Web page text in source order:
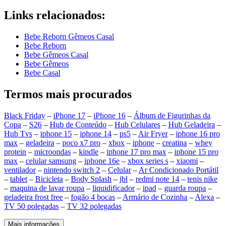
Links relacionados:
Bebe Reborn Gêmeos Casal
Bebe Reborn
Bebe Gêmeos Casal
Bebe Gêmeos
Bebe Casal
Termos mais procurados
Black Friday – iPhone 17 – iPhone 16 – Álbum de Figurinhas da
Copa – S26 – Hub de Conteúdo – Hub Celulares – Hub Geladeira –
Hub Tvs – iphone 15 – iphone 14 – ps5 – Air Fryer– iphone 16 pro
max – geladeira – poco x7 pro – xbox – iphone – creatina – whey
protein – microondas – kindle – iphone 17 pro max – iphone 15 pro
max – celular samsung – iphone 16e – xbox series s – xiaomi –
ventilador– nintendo switch 2 – Celular– Ar Condicionado Portátil
– tablet – Bicicleta – Body Splash – jbl – redmi note 14 – tenis nike
– maquina de lavar roupa – liquidificador– ipad – guarda roupa –
geladeira frost free – fogão 4 bocas – Armário de Cozinha – Alexa –
TV 50 polegadas – TV 32 polegadas
Mais informações